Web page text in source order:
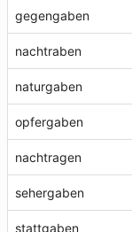
gegengaben
nachtraben
naturgaben
opfergaben
nachtragen
sehergaben
stattgaben